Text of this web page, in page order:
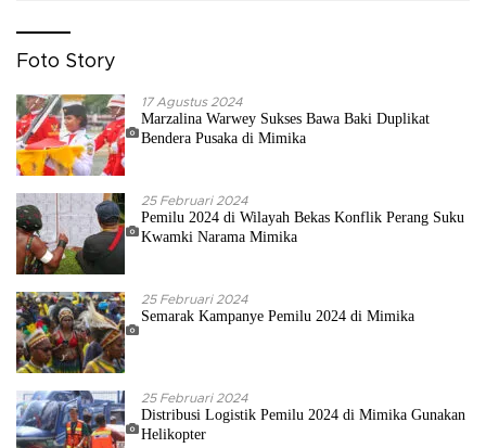
Foto Story
17 Agustus 2024
Marzalina Warwey Sukses Bawa Baki Duplikat
Bendera Pusaka di Mimika
25 Februari 2024
Pemilu 2024 di Wilayah Bekas Konflik Perang Suku
Kwamki Narama Mimika
25 Februari 2024
Semarak Kampanye Pemilu 2024 di Mimika
25 Februari 2024
Distribusi Logistik Pemilu 2024 di Mimika Gunakan
Helikopter